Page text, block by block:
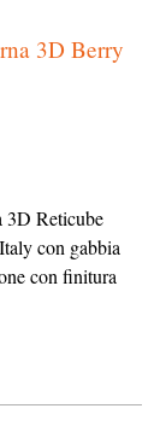
3D Berry
3D Reticube
con gabbia
con finitura